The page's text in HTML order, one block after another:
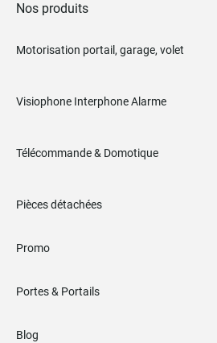
Nos produits
Motorisation portail, garage, volet
Visiophone Interphone Alarme
Télécommande & Domotique
Pièces détachées
Promo
Portes & Portails
Blog